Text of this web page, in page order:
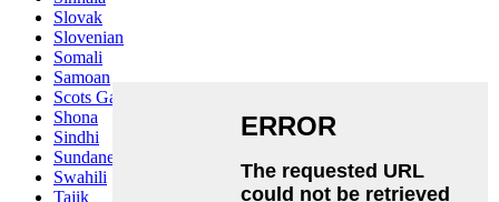
Slovak
Slovenian
Somali
Samoan
Scots Gaelic
Shona
Sindhi
Sundanese
Swahili
Tajik